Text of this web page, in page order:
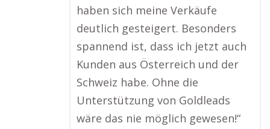
haben sich meine Verkäufe
deutlich gesteigert. Besonders
spannend ist, dass ich jetzt auch
Kunden aus Österreich und der
Schweiz habe. Ohne die
Unterstützung von Goldleads
wäre das nie möglich gewesen!“